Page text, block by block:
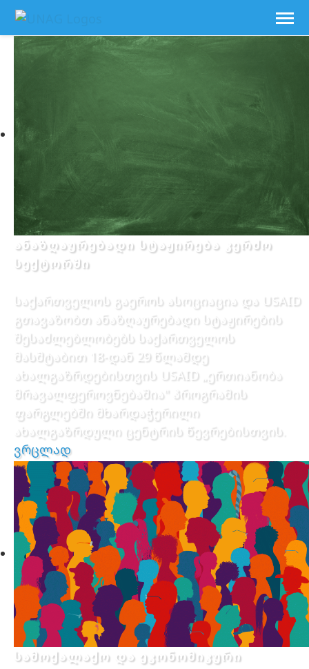
ანაზღაურებადი სტაჟირება კერძო
სექტორში
საქართველოს გაეროს ასოციაცია და USAID
გთავაზობთ ანაზღაურებადი სტაჟირების
შესაძლებლობებს საქართველოს
მასშტაბით 18-დან 29 წლამდე
ახალგაზრდებისთვის USAID „ერთიანობა
მრავალფეროვნებაშია" პროგრამის
ფარგლებში მხარდაჭერილი
ახალგაზრდული ცენტრის წევრებისთვის.
ვრცლად
სამოქალაქო და ეკონომიკური